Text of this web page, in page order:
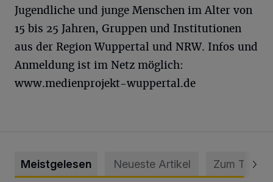
Jugendliche und junge Menschen im Alter von
15 bis 25 Jahren, Gruppen und Institutionen
aus der Region Wuppertal und NRW. Infos und
Anmeldung ist im Netz möglich:
www.medienprojekt-wuppertal.de
Meistgelesen Neueste Artikel Zum Thema